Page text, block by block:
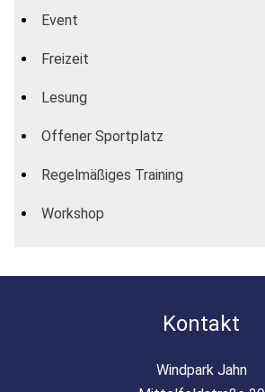
Event
Freizeit
Lesung
Offener Sportplatz
Regelmäßiges Training
Workshop
Kontakt
Windpark Jahn